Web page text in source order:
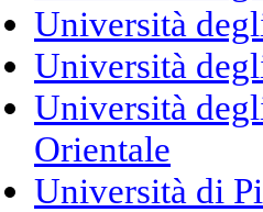
Università
Università
Università
Orientale
Università di